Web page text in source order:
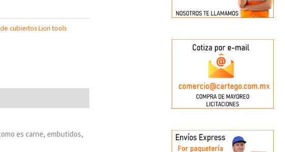
cubiertos Lion tools
es carne, embutidos,